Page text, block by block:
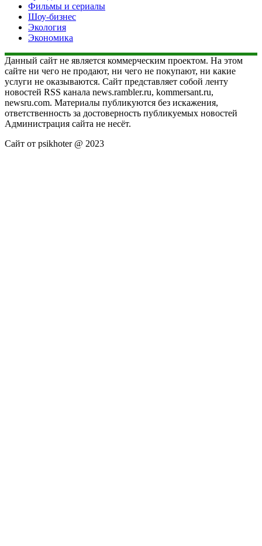
Фильмы и сериалы
Шоу-бизнес
Экология
Экономика
Данный сайт не является коммерческим проектом. На этом
сайте ни чего не продают, ни чего не покупают, ни какие
услуги не оказываются. Сайт представляет собой ленту
новостей RSS канала news.rambler.ru, kommersant.ru,
newsru.com. Материалы публикуются без искажения,
ответственность за достоверность публикуемых новостей
Администрация сайта не несёт.
Сайт от psikhoter @ 2023